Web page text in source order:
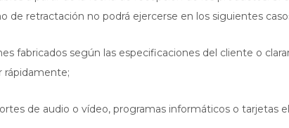
de retractación no podrá ejercerse en los siguientes
fabricados según las especificaciones del cliente o
rápidamente;
de audio o vídeo, programas informáticos o tarjetas